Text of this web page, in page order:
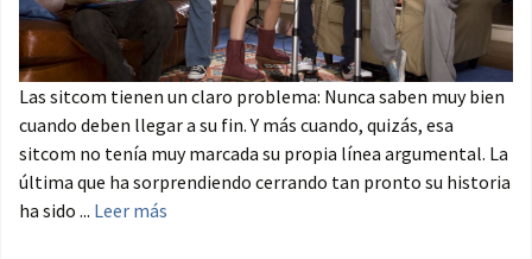
Las sitcom tienen un claro problema: Nunca saben muy bien
cuando deben llegar a su fin. Y más cuando, quizás, esa
sitcom no tenía muy marcada su propia línea argumental. La
última que ha sorprendiendo cerrando tan pronto su historia
ha sido ... Leer más